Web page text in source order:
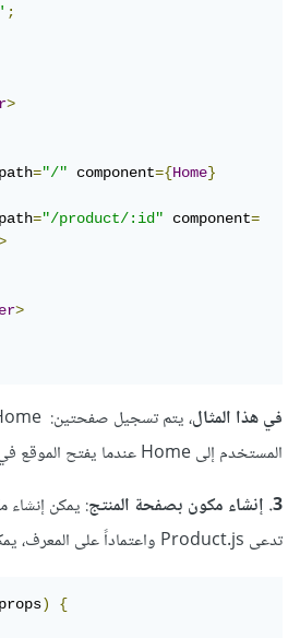
;
>
path="/" component={Home}
path="/product/:id" component=
>
في هذا المثال
المستخدم إلى Home عندما يفتح الموقع في البداية.
3. إنشاء مكون بصفحة المنتج
: يمكن إنشاء
تدعى Product.js واعتماداً على المعرف، يمكن عرض معلومات المنتج.
props)
{